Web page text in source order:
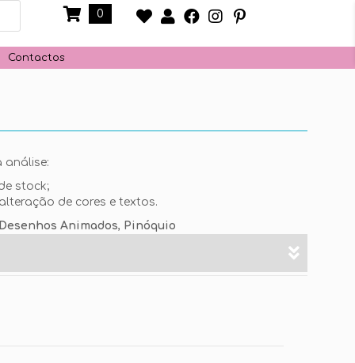
0
Contactos
análise:
stock;
de cores e textos.
Desenhos Animados, Pinóquio